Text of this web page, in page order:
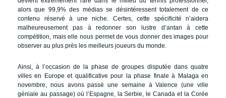
alors que 99,9% des médias se désintéressent totalement de ce
contenu réservé à une niche. Certes, cette spécificité n’aidera
malheureusement pas à redonner son lustre d’antan à cette
compétition, mais elle nous permet de vous donner des images pour
observer au plus près les meilleurs joueurs du monde.
Ainsi, à l’occasion de la phase de groupes disputée dans quatre
villes en Europe et qualificative pour la phase finale à Malaga en
novembre, nous avons passé une semaine à Valence (une ville
géniale au passage) où l’Espagne, la Serbie, le Canada et la Corée